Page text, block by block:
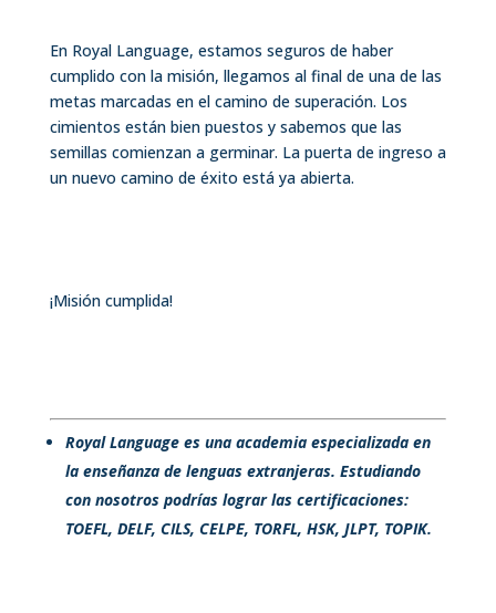
En Royal Language, estamos seguros de haber
cumplido con la misión, llegamos al final de una de las
metas marcadas en el camino de superación. Los
cimientos están bien puestos y sabemos que las
semillas comienzan a germinar. La puerta de ingreso a
un nuevo camino de éxito está ya abierta.
¡Misión cumplida!
Royal Language es una academia especializada en
la enseñanza de lenguas extranjeras. Estudiando
con nosotros podrías lograr las certificaciones:
TOEFL, DELF, CILS, CELPE, TORFL, HSK, JLPT, TOPIK.